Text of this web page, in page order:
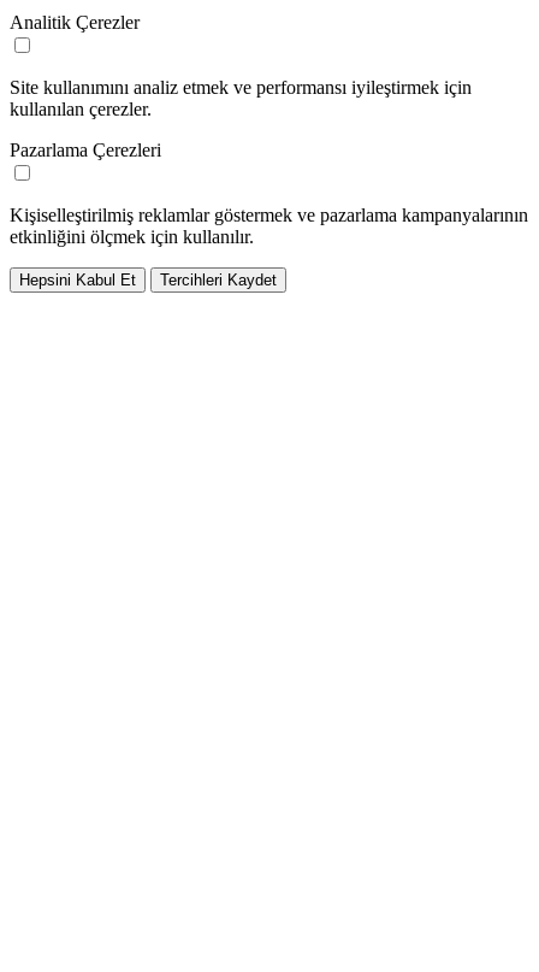
Analitik Çerezler
Site kullanımını analiz etmek ve performansı iyileştirmek için
kullanılan çerezler.
Pazarlama Çerezleri
Kişiselleştirilmiş reklamlar göstermek ve pazarlama kampanyalarının
etkinliğini ölçmek için kullanılır.
Hepsini Kabul Et Tercihleri Kaydet